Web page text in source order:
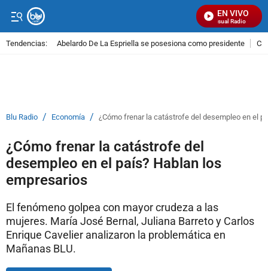
EN VIVO
Señal Visual Radio
Tendencias: Abelardo De La Espriella se posesiona como presidente
Blu Radio / Economía / ¿Cómo frenar la catástrofe del desempleo en el
¿Cómo frenar la catástrofe del
desempleo en el país? Hablan los
empresarios
El fenómeno golpea con mayor crudeza a las
mujeres. María José Bernal, Juliana Barreto y Carlos
Enrique Cavelier analizaron la problemática en
Mañanas BLU.